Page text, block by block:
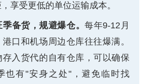
享受更低的单位运输成本。
季备货，规避爆仓。每年9-12月
口和机场周边仓库往往爆满。
存入货代的自有仓库，可以确保
也有"安身之处"，避免临时找